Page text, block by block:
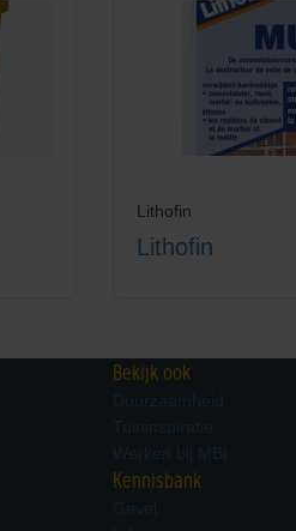
Lithofin
Lithofin
Bekijk ook
Duurzaamheid
Tuininspiratie
Werken bij MBI
Kennisbank
Gevel